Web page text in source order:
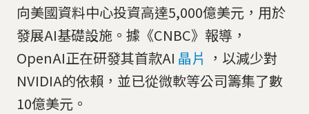
向美國資料中心投資高達5,000億美元，用於
發展AI基礎設施。據《CNBC》報導，
OpenAI正在研發其首款AI 晶片 ，以減少對
NVIDIA的依賴，並已從微軟等公司籌集了數
10億美元。